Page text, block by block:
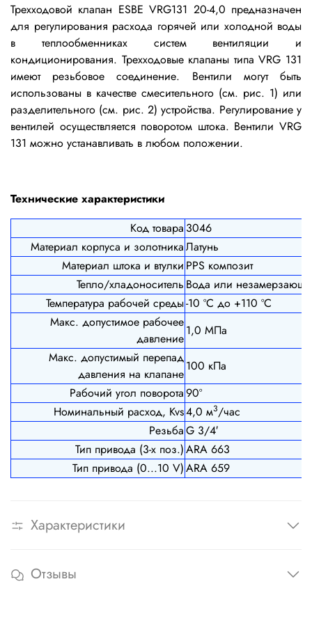
Трехходовой клапан ESBE VRG131 20-4,0 предназначен
для регулирования расхода горячей или холодной воды
в теплообменниках систем вентиляции и
кондиционирования. Трехходовые клапаны типа VRG 131
имеют резьбовое соединение. Вентили могут быть
использованы в качестве смесительного (см. рис. 1) или
разделительного (см. рис. 2) устройства. Регулирование у
вентилей осуществляется поворотом штока. Вентили VRG
131 можно устанавливать в любом положении.
Технические характеристики
Код товара 3046
Материал корпуса и золотникаЛатунь
Материал штока и втулки PPS композит
Тепло/хладоноситель Вода или
Температура рабочей среды-10 ºС до +110 ºС
Макс. допустимое рабочее
давление
1,0 МПа
Макс. допустимый перепад
давления на клапане
100 кПа
Рабочий угол поворота90º
Номинальный расход, Kvs4,0 м3/час
РезьбаG 3/4′
Тип привода (3-х поз.)ARA 663
Тип привода (0...10 V)ARA 659
Характеристики
Отзывы